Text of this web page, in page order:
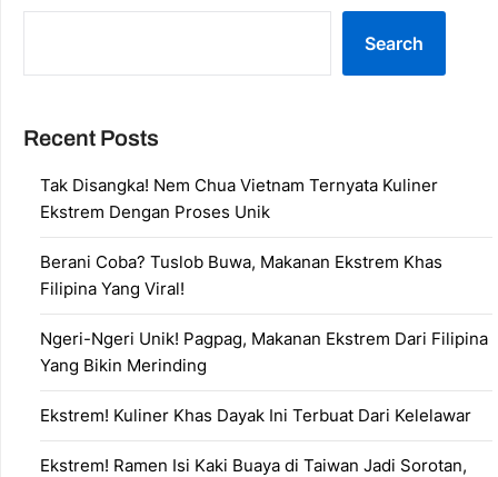
Search
Recent Posts
Tak Disangka! Nem Chua Vietnam Ternyata Kuliner
Ekstrem Dengan Proses Unik
Berani Coba? Tuslob Buwa, Makanan Ekstrem Khas
Filipina Yang Viral!
Ngeri-Ngeri Unik! Pagpag, Makanan Ekstrem Dari Filipina
Yang Bikin Merinding
Ekstrem! Kuliner Khas Dayak Ini Terbuat Dari Kelelawar
Ekstrem! Ramen Isi Kaki Buaya di Taiwan Jadi Sorotan,